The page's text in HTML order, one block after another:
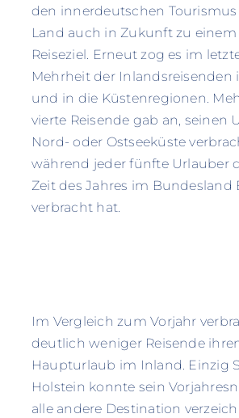
den innerdeutschen
Land auch in Zukunft zu einem
Reiseziel. Erneut zog es im
Mehrheit der Inlandsreisenden
und in die Küstenregionen.
vierte Reisende gab an, seinen
Nord- oder Ostseeküste
während jeder fünfte Urlauber
Zeit des Jahres im Bundesland
verbracht hat.
Im Vergleich zum Vorjahr
deutlich weniger Reisende
Haupturlaub im Inland. Einzig
Holstein konnte sein
alle andere Destination